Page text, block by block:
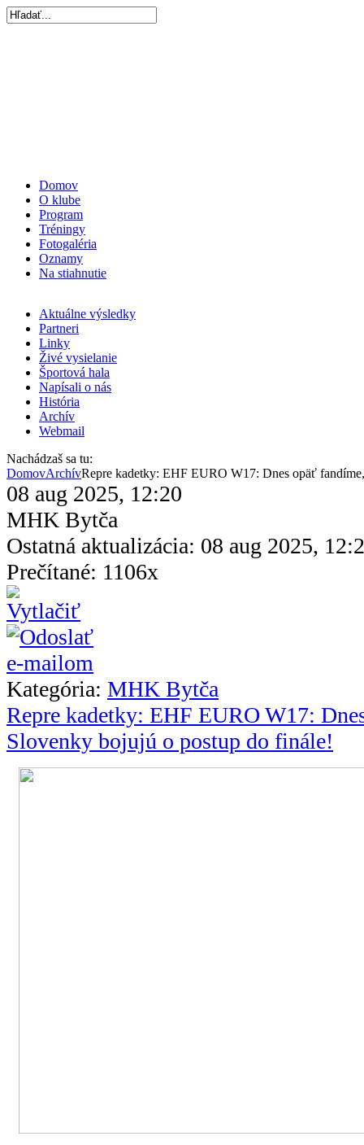
Domov
O klube
Program
Tréningy
Fotogaléria
Oznamy
Na stiahnutie
Aktuálne výsledky
Partneri
Linky
Živé vysielanie
Športová hala
Napísali o nás
História
Archív
Webmail
Nachádzaš sa tu:
DomovArchívRepre kadetky: EHF EURO W17: Dnes opäť
08 aug 2025, 12:20
MHK Bytča
Ostatná aktualizácia: 08 aug 2025,
Prečítané: 1106x
Kategória: MHK Bytča
Repre kadetky: EHF EURO W17:
Slovenky bojujú o postup do finále!